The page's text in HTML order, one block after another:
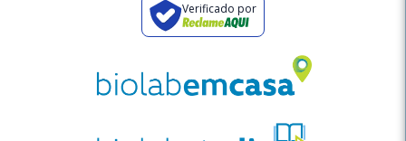
Verificado por